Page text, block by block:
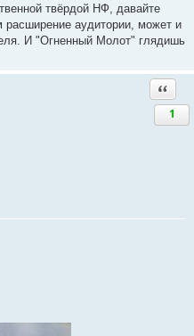
твёрдой НФ, давайте
расширение аудитории, может и
И "Огненный Молот" глядишь
1